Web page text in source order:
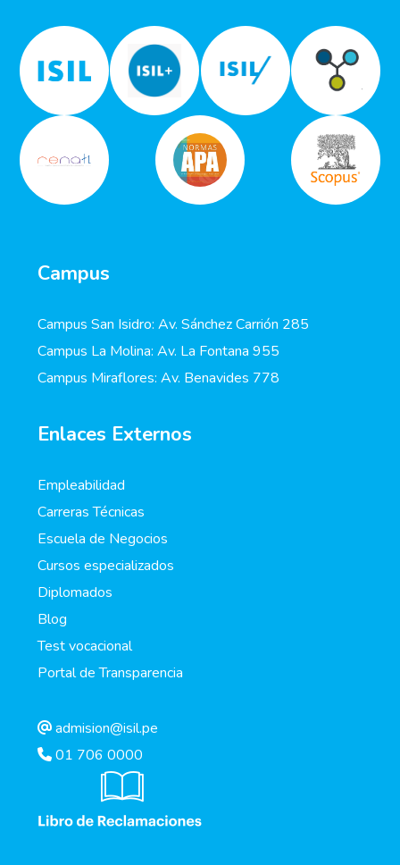
Campus
Campus San Isidro: Av. Sánchez Carrión 285
Campus La Molina: Av. La Fontana 955
Campus Miraflores: Av. Benavides 778
Enlaces Externos
Empleabilidad
Carreras Técnicas
Escuela de Negocios
Cursos especializados
Diplomados
Blog
Test vocacional
Portal de Transparencia
admision@isil.pe
01 706 0000